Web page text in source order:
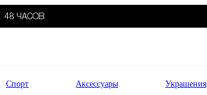
48 ЧАСОВ
Спорт Аксессуары Украшения